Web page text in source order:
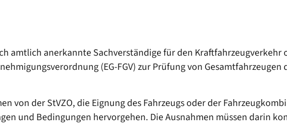
amtlich anerkannte Sachverständige für den Kraftfahrzeugverkehr
(EG-FGV) zur Prüfung von
von der StVZO, die Eignung des Fahrzeugs oder der
und Bedingungen hervorgehen. Die Ausnahmen müssen darin